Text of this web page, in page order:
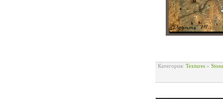
Категория: Textures »